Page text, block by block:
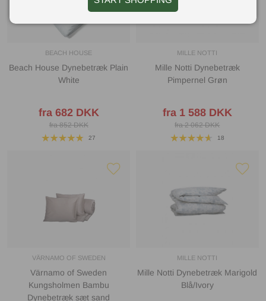
BEACH HOUSE
Beach House Dynebetræk Plain
White
fra 682 DKK
fra 852 DKK
27
MILLE NOTTI
Mille Notti Dynebetræk
Pimpernel Grøn
fra 1 588 DKK
fra 2 062 DKK
18
VÄRNAMO OF SWEDEN
Värnamo of Sweden
Kungsholmen Bambu
Dynebetræk sæt sand
MILLE NOTTI
Mille Notti Dynebetræk Marigold
Blå/Ivory